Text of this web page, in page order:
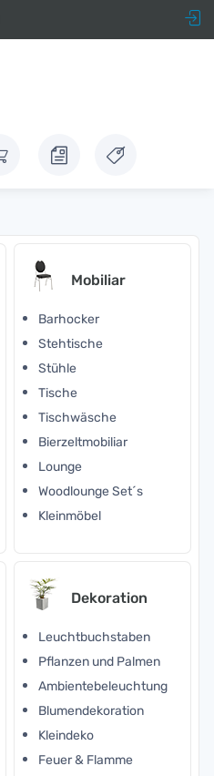
Mobiliar
Barhocker
Stehtische
Stühle
Tische
Tischwäsche
Bierzeltmobiliar
Lounge
Woodlounge Set´s
Kleinmöbel
Dekoration
Leuchtbuchstaben
Pflanzen und Palmen
Ambientebeleuchtung
Blumendekoration
Kleindeko
Feuer & Flamme